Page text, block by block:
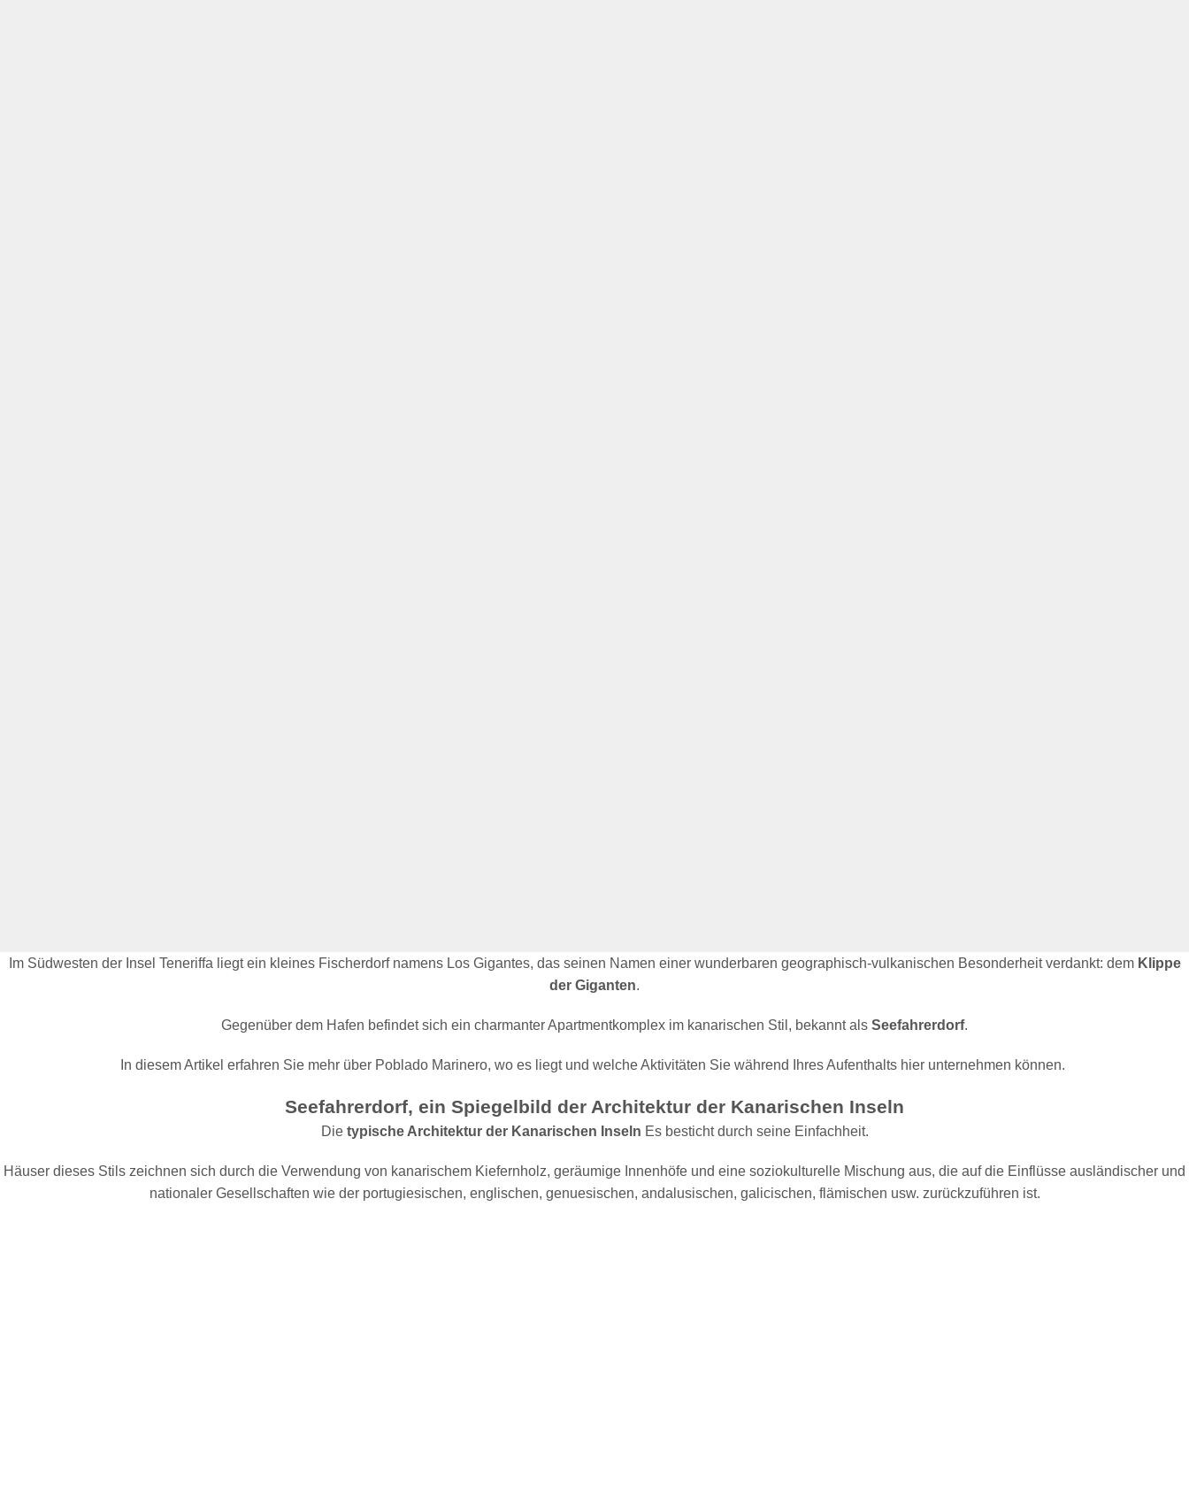
Im Südwesten der Insel Teneriffa liegt ein kleines Fischerdorf namens Los Gigantes, das seinen Namen einer wunderbaren geographisch-vulkanischen Besonderheit verdankt: demKlippe
der Giganten.
Gegenüber dem Hafen befindet sich ein charmanter Apartmentkomplex im kanarischen Stil, bekannt als Seefahrerdorf.
In diesem Artikel erfahren Sie mehr über Poblado Marinero, wo es liegt und welche Aktivitäten Sie während Ihres Aufenthalts hier unternehmen können.
Seefahrerdorf, ein Spiegelbild der Architektur der Kanarischen Inseln
Die typische Architektur der Kanarischen Inseln Es besticht durch seine Einfachheit.
Häuser dieses Stils zeichnen sich durch die Verwendung von kanarischem Kiefernholz, geräumige Innenhöfe und eine soziokulturelle Mischung aus, die auf die Einflüsse ausländischer und
nationaler Gesellschaften wie der portugiesischen, englischen, genuesischen, andalusischen, galicischen, flämischen usw. zurückzuführen ist.